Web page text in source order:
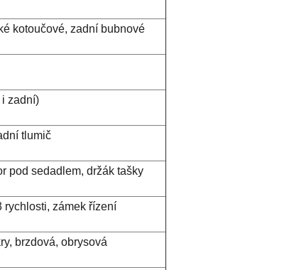
kotoučové, zadní bubnové
zadní)
tlumič
pod sedadlem, držák tašky
rychlosti, zámek řízení
brzdová, obrysová